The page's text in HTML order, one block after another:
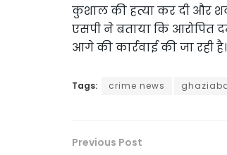
कुशाल की हत्या कर दी और
एसपी ने बताया कि आरोपित
आगे की कार्रवाई की जा रही है।
Tags: crime news
Previous Post